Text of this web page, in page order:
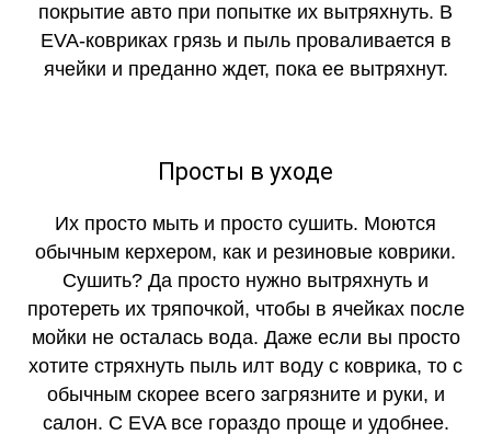
покрытие авто при попытке их вытряхнуть. В
EVA-ковриках грязь и пыль проваливается в
ячейки и преданно ждет, пока ее вытряхнут.
Просты в уходе
Их просто мыть и просто сушить. Моются
обычным керхером, как и резиновые коврики.
Сушить? Да просто нужно вытряхнуть и
протереть их тряпочкой, чтобы в ячейках после
мойки не осталась вода. Даже если вы просто
хотите стряхнуть пыль илт воду с коврика, то с
обычным скорее всего загрязните и руки, и
салон. С EVA все гораздо проще и удобнее.